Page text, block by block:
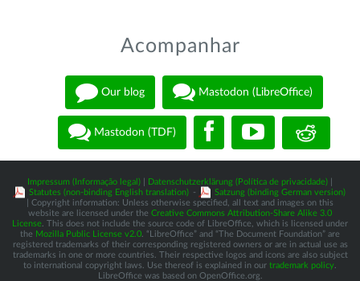
Acompanhar
Our blog Mastodon (LibreOffice)
Mastodon (TDF)
Impressum (Informação legal) Datenschutzerklärung (Política de privacidade)
Statutes (non-binding English translation) -
Satzung (binding German version)
| Copyright information: Unless otherwise specified, all text and images on this
website are licensed under the Creative Commons Attribution-Share Alike 3.0
License . This does not include the source code of LibreOffice, which is licensed under
the Mozilla Public License v2.0 . “LibreOffice” and “The Document Foundation” are
registered trademarks of their corresponding registered owners or are in actual use as
trademarks in one or more countries. Their respective logos and icons are also subject
to international copyright laws. Use thereof is explained in our trademark policy
LibreOffice was based on OpenOffice.org.